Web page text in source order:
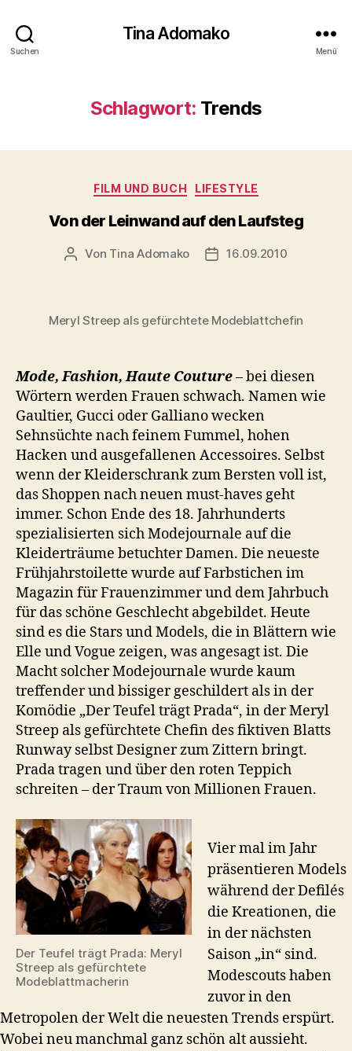
Suchen
Tina Adomako
Menü
Schlagwort: Trends
Kategorien
FILM UND BUCH LIFESTYLE
Von der Leinwand auf den Laufsteg
Beitragsautor
Von Tina Adomako Veröffentlichungsdatum
16.09.2010
Meryl Streep als gefürchtete Modeblattchefin
Mode, Fashion, Haute Couture– bei diesen
Wörtern werden Frauen schwach. Namen wie
Gaultier, Gucci oder Galliano wecken
Sehnsüchte nach feinem Fummel, hohen
Hacken und ausgefallenen Accessoires. Selbst
wenn der Kleiderschrank zum Bersten voll ist,
das Shoppen nach neuen must-haves geht
immer. Schon Ende des 18. Jahrhunderts
spezialisierten sich Modejournale auf die
Kleiderträume betuchter Damen. Die neueste
Frühjahrstoilette wurde auf Farbstichen im
Magazin für Frauenzimmer und dem Jahrbuch
für das schöne Geschlecht abgebildet. Heute
sind es die Stars und Models, die in Blättern wie
Elle und Vogue zeigen, was angesagt ist. Die
Macht solcher Modejournale wurde kaum
treffender und bissiger geschildert als in der
Komödie „Der Teufel trägt Prada“, in der Meryl
Streep als gefürchtete Chefin des fiktiven Blatts
Runway selbst Designer zum Zittern bringt.
Prada tragen und über den roten Teppich
schreiten – der Traum von Millionen Frauen.
Der Teufel trägt Prada: Meryl
Streep als gefürchtete
Modeblattmacherin
Vier mal im Jahr
präsentieren Models
während der Defilés
die Kreationen, die
in der nächsten
Saison „in“ sind.
Modescouts haben
zuvor in den
Metropolen der Welt die neuesten Trends erspürt.
Wobei neu manchmal ganz schön alt aussieht.